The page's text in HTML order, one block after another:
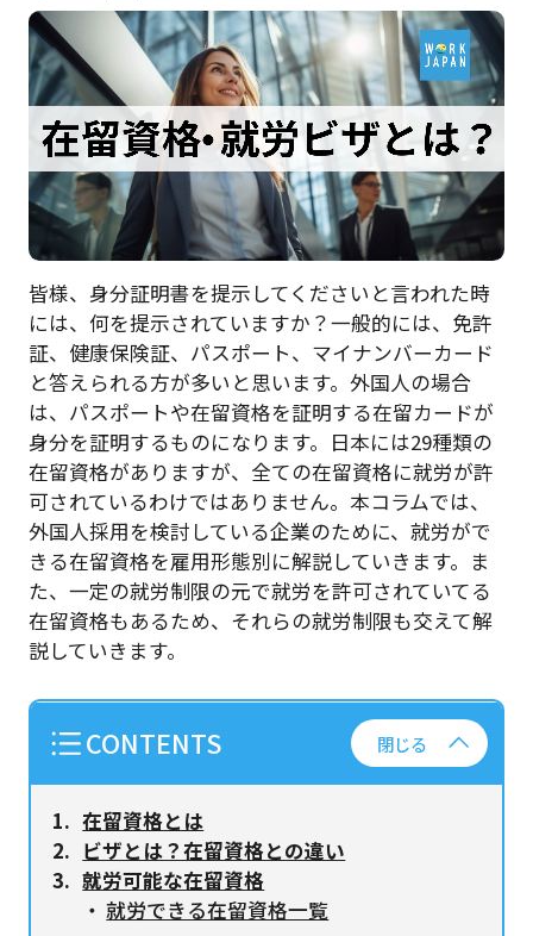
皆様、身分証明書を提示してくださいと言われた時
には、何を提示されていますか？一般的には、免許
証、健康保険証、パスポート、マイナンバーカード
と答えられる方が多いと思います。外国人の場合
は、パスポートや在留資格を証明する在留カードが
身分を証明するものになります。日本には29種類の
在留資格がありますが、全ての在留資格に就労が許
可されているわけではありません。本コラムでは、
外国人採用を検討している企業のために、就労がで
きる在留資格を雇用形態別に解説していきます。ま
た、一定の就労制限の元で就労を許可されていてる
在留資格もあるため、それらの就労制限も交えて解
説していきます。
CONTENTS 閉じる
在留資格とは
ビザとは？在留資格との違い
就労可能な在留資格
就労できる在留資格一覧